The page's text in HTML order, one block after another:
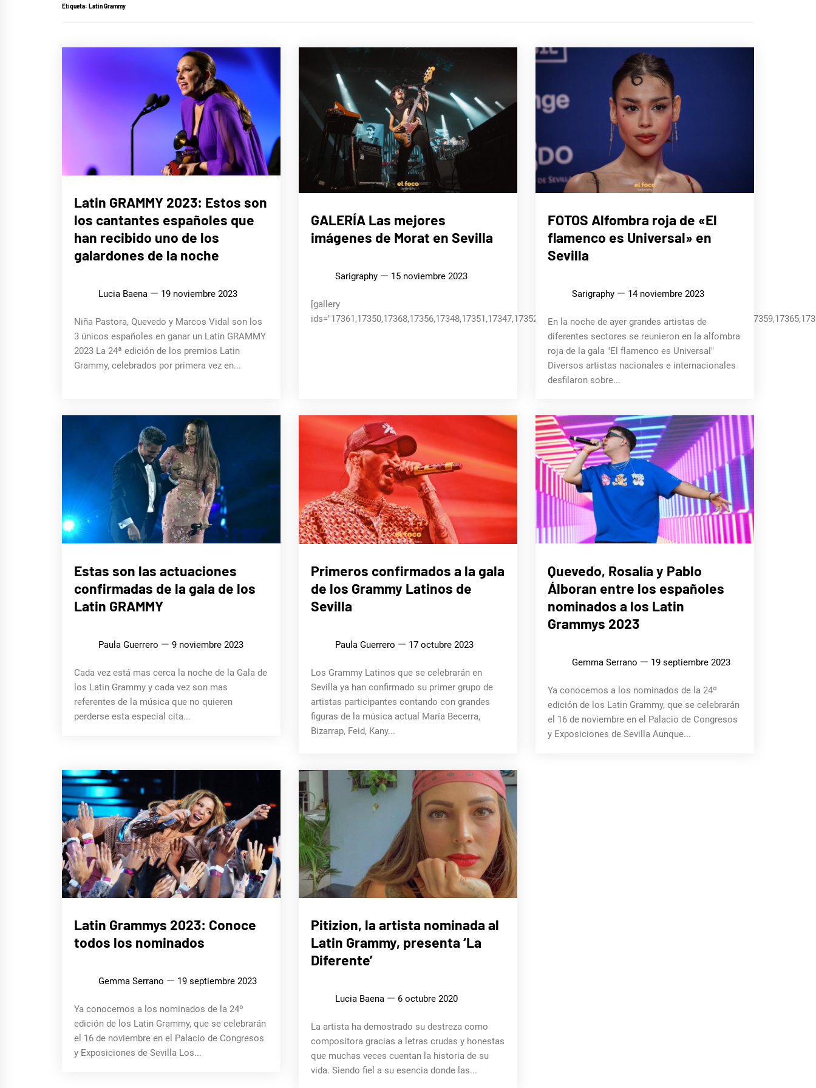
Etiqueta: Latin Grammy
Latin GRAMMY 2023: Estos son
los cantantes españoles que
han recibido uno de los
galardones de la noche
Lucia Baena 19 noviembre 2023
Niña Pastora, Quevedo y Marcos Vidal son los
3 únicos españoles en ganar un Latin GRAMMY
2023 La 24ª edición de los premios Latin
Grammy, celebrados por primera vez en...
GALERÍA Las mejores
imágenes de Morat en Sevilla
Sarigraphy 15 noviembre 2023
[gallery
FOTOS Alfombra roja de «El
flamenco es Universal» en
Sevilla
Sarigraphy 14 noviembre 2023
En la noche de ayer grandes artistas de
diferentes sectores se reunieron en la alfombra
roja de la gala "El flamenco es Universal"
Diversos artistas nacionales e internacionales
desfilaron sobre...
Estas son las actuaciones
confirmadas de la gala de los
Latin GRAMMY
Paula Guerrero 9 noviembre 2023
Cada vez está mas cerca la noche de la Gala de
los Latin Grammy y cada vez son mas
referentes de la música que no quieren
perderse esta especial cita...
Primeros confirmados a la gala
de los Grammy Latinos de
Sevilla
Paula Guerrero 17 octubre 2023
Los Grammy Latinos que se celebrarán en
Sevilla ya han confirmado su primer grupo de
artistas participantes contando con grandes
figuras de la música actual María Becerra,
Bizarrap, Feid, Kany...
Quevedo, Rosalía y Pablo
Álboran entre los españoles
nominados a los Latin
Grammys 2023
Gemma Serrano 19 septiembre 2023
Ya conocemos a los nominados de la 24º
edición de los Latin Grammy, que se celebrarán
el 16 de noviembre en el Palacio de Congresos
y Exposiciones de Sevilla Aunque...
Latin Grammys 2023: Conoce
todos los nominados
Gemma Serrano 19 septiembre 2023
Ya conocemos a los nominados de la 24º
edición de los Latin Grammy, que se celebrarán
el 16 de noviembre en el Palacio de Congresos
y Exposiciones de Sevilla Los...
Pitizion, la artista nominada al
Latin Grammy, presenta ‘La
Diferente’
Lucia Baena 6 octubre 2020
La artista ha demostrado su destreza como
compositora gracias a letras crudas y honestas
que muchas veces cuentan la historia de su
vida. Siendo fiel a su esencia donde las...